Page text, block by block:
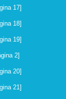
17]
18]
19]
2]
20]
21]